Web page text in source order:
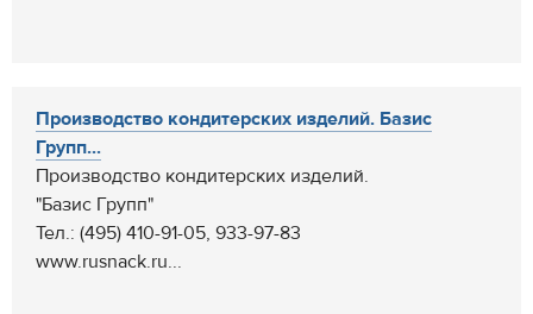
Производство кондитерских изделий. Базис
Групп...
Производство кондитерских изделий.
"Базис Групп"
Тел.: (495) 410-91-05, 933-97-83
www.rusnack.ru...